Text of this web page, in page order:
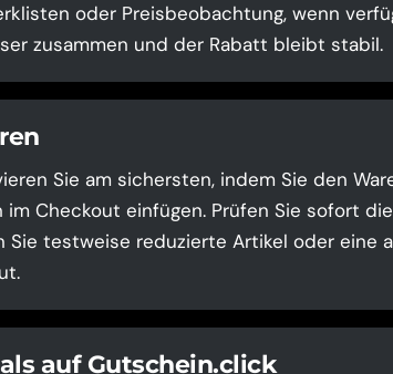
oder Preisbeobachtung, wenn
zusammen und der Rabatt bleibt stabil.
Sie am sichersten, indem Sie den
Checkout einfügen. Prüfen Sie sofort
testweise reduzierte Artikel oder eine
auf Gutschein.click